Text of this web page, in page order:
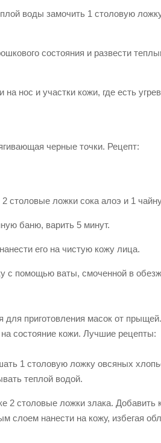
воды замочить 1 столовую
состояния и развести
нос и участки кожи, где есть
черные точки. Рецепт:
столовые ложки сока алоэ и 1
баню, варить 5 минут.
его на чистую кожу лица.
с помощью ваты, смоченной в
для приготовления масок от
состояние кожи. Лучшие рецепты:
1 столовую ложку овсяных
теплой водой.
2 столовые ложки злака.
слоем нанести на кожу, избегая